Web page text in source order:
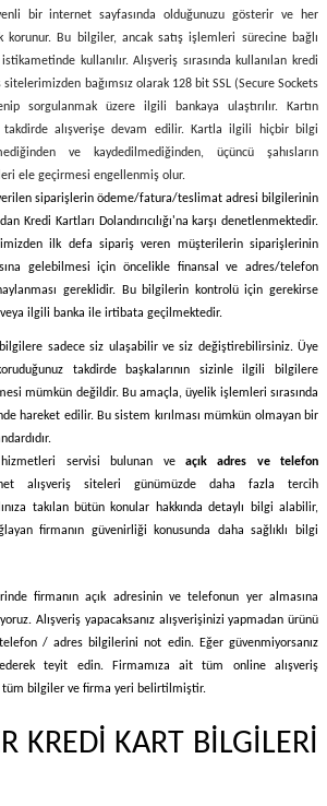
bir internet sayfasında olduğunuzu gösterir ve her
Bu bilgiler, ancak satış işlemleri sürecine bağlı
kullanılır. Alışveriş sırasında kullanılan kredi
bağımsız olarak 128 bit SSL (Secure Sockets
sorgulanmak üzere ilgili bankaya ulaştırılır. Kartın
takdirde alışverişe devam edilir. Kartla ilgili hiçbir bilgi
ve kaydedilmediğinden, üçüncü şahısların
ele geçirmesi engellenmiş olur.
siparişlerin ödeme/fatura/teslimat adresi bilgilerinin
Kredi Kartları Dolandırıcılığı'na karşı denetlenmektedir.
ilk defa sipariş veren müşterilerin siparişlerinin
gelebilmesi için öncelikle finansal ve adres/telefon
gereklidir. Bu bilgilerin kontrolü için gerekirse
ilgili banka ile irtibata geçilmektedir.
sadece siz ulaşabilir ve siz değiştirebilirsiniz. Üye
takdirde başkalarının sizinle ilgili bilgilere
mümkün değildir. Bu amaçla, üyelik işlemleri sırasında
hareket edilir. Bu sistem kırılması mümkün olmayan bir
servisi bulunan ve açık adres ve telefon
alışveriş siteleri günümüzde daha fazla tercih
takılan bütün konular hakkında detaylı bilgi alabilir,
firmanın güvenirliği konusunda daha sağlıklı bilgi
firmanın açık adresinin ve telefonun yer almasına
Alışveriş yapacaksanız alışverişinizi yapmadan ürünü
telefon / adres bilgilerini not edin. Eğer güvenmiyorsanız
teyit edin. Firmamıza ait tüm online alışveriş
tüm bilgiler ve firma yeri belirtilmiştir.
KREDİ KART BİLGİLERİ